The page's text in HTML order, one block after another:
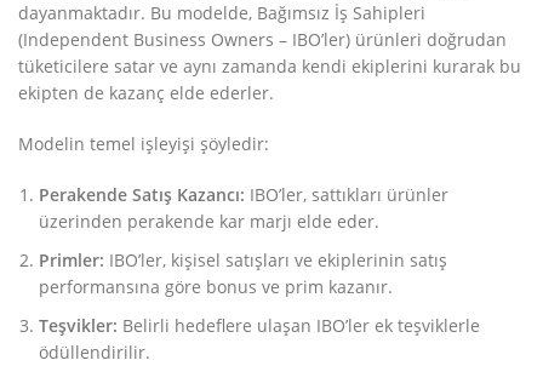
dayanmaktadır. Bu modelde, Bağımsız İş Sahipleri
(Independent Business Owners – IBO’ler) ürünleri doğrudan
tüketicilere satar ve aynı zamanda kendi ekiplerini kurarak bu
ekipten de kazanç elde ederler.
Modelin temel işleyişi şöyledir:
Perakende Satış Kazancı: IBO’ler, sattıkları ürünler
üzerinden perakende kar marjı elde eder.
Primler: IBO’ler, kişisel satışları ve ekiplerinin satış
performansına göre bonus ve prim kazanır.
Teşvikler: Belirli hedeflere ulaşan IBO’ler ek teşviklerle
ödüllendirilir.